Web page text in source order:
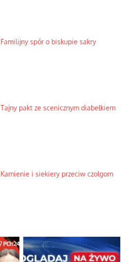
Familijny spór o biskupie sakry
Tajny pakt ze scenicznym diabełkiem
Kamienie i siekiery przeciw czołgom